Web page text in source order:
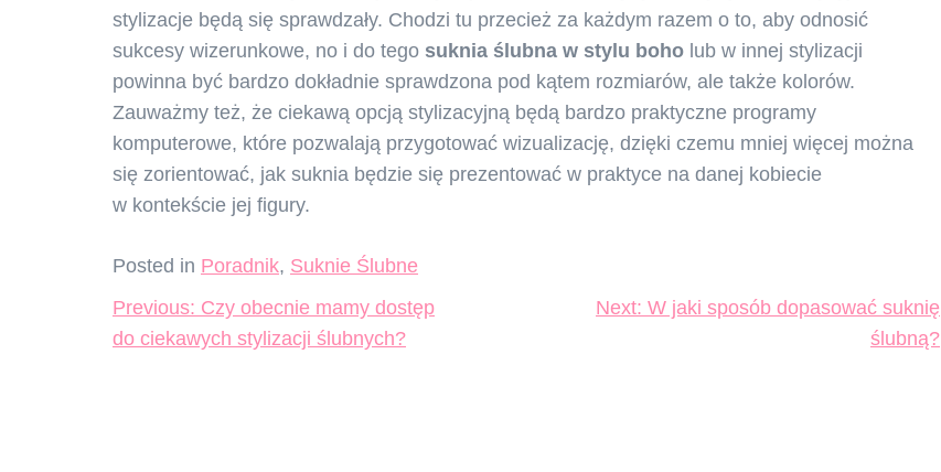
stylizacje będą się sprawdzały. Chodzi tu przecież za każdym razem o to, aby odnosić
sukcesy wizerunkowe, no i do tego su knia ślubna w stylu boho lub w innej stylizacji
powinna być bardzo dokładnie sprawdzona pod kątem rozmiarów, ale także kolorów.
Zauważmy też, że ciekawą opcją stylizacyjną będą bardzo praktyczne programy
komputerowe, które pozwalają przygotować wizualizację, dzięki czemu mniej więcej można
się zorientować, jak suknia będzie się prezentować w praktyce na danej kobiecie
w kontekście jej figury.
Posted in Poradnik, Suknie Ślubne
Nawigacja
wpisu
Previous: Czy obecnie mamy dostęp
do ciekawych stylizacji ślubnych?
Next: W jaki sposób dopasować suknię
ślubną?